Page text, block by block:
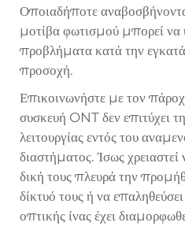
Οποιαδήποτε
μοτίβα φωτισμού μπορεί
προβλήματα κατά την
προσοχή.
Επικοινωνήστε με τον
συσκευή ONT δεν επιτύχει
λειτουργίας εντός του
διαστήματος. Ίσως
δική τους πλευρά την
δίκτυό τους ή να
οπτικής ίνας έχει